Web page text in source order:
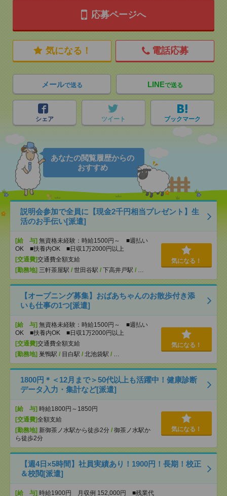
応募ページへ
気になる！ 電話応募
メールで送る LINEで送る
シェア ツイート ブックマーク
あなたの閲覧履歴からの
おすすめ
説明会参加で全員に【現金2千円相当プレゼント】生
活のお手伝い[派遣]
[給 与] 無資格未経験：時給1500円～ ■週払い
OK ■扶養内OK ■日収1万2000円以上
[交通費]交通費全額支給
[勤務地] 三軒茶屋駅 / 世田谷駅 / 下高井戸駅 / …
気になる！
【オープニング募集】おばあちゃんのお散歩付き添
いも仕事の1つ[派遣]
[給 与] 無資格未経験：時給1500円～ ■週払い
OK ■扶養内OK ■日収1万2000円以上
[交通費]交通費全額支給
[勤務地] 巣鴨駅 / 目白駅 / 北池袋駅 / …
気になる！
1800円＊＜12月まで＞50代以上も活躍中！健康診断
データ入力・集計など[派遣]
[給 与] 時給1800円～1850円
[交通費]全額支給
[勤務地] 新御茶ノ水駅から徒歩2分 / 御茶ノ水駅か
ら徒歩2分
気になる！
【週4日×5時間】社員実績あり！1900円！長期！校正
＆校閲[派遣]
[給 与] 時給1900円 月収例 152,000円 ■残業代